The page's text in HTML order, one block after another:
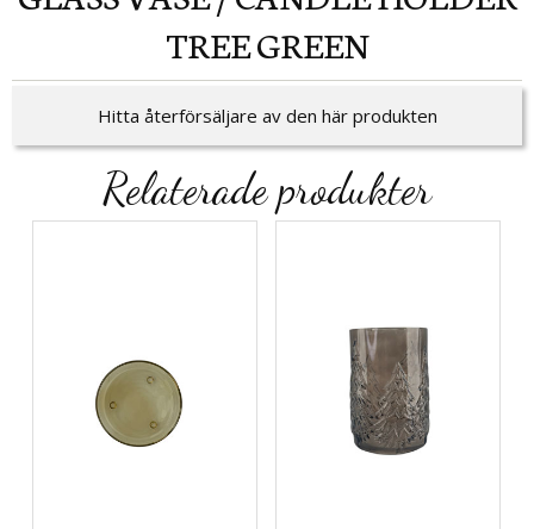
TREE GREEN
Hitta återförsäljare av den här produkten
Relaterade produkter